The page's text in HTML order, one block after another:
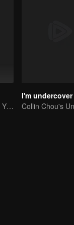
Ding Guansen and Yin Xiaotian star in this gritty crime thriller centered on a long-buried cold case.
I'm undercover